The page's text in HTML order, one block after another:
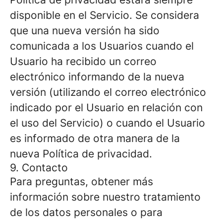
disponible en el Servicio. Se considera
que una nueva versión ha sido
comunicada a los Usuarios cuando el
Usuario ha recibido un correo
electrónico informando de la nueva
versión (utilizando el correo electrónico
indicado por el Usuario en relación con
el uso del Servicio) o cuando el Usuario
es informado de otra manera de la
nueva Política de privacidad.
9. Contacto
Para preguntas, obtener más
información sobre nuestro tratamiento
de los datos personales o para